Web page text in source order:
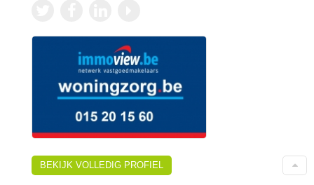
BEKIJK VOLLEDIG PROFIEL